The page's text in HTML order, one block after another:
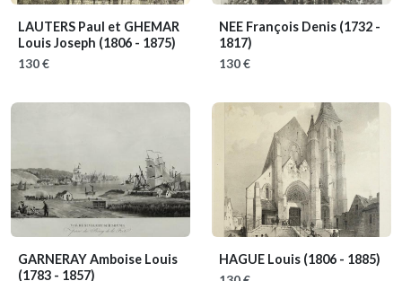
LAUTERS Paul et GHEMAR
Louis Joseph (1806 - 1875)
130 €
NEE François Denis (1732 -
1817)
130 €
GARNERAY Amboise Louis
(1783 - 1857)
HAGUE Louis (1806 - 1885)